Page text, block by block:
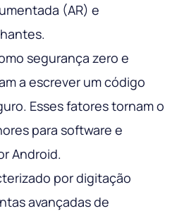
(AR) e
segurança zero e
a escrever um código
Esses fatores tornam o
para software e
Android.
por digitação
avançadas de